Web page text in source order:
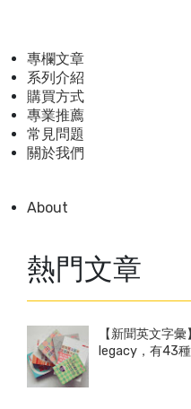
專欄文章
系列介紹
購買方式
專業推薦
常見問題
關於我們
About
熱門文章
【新聞英文字
legacy，有43種